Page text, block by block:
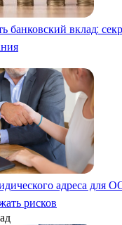
банковский вклад:
адреса для
рисков